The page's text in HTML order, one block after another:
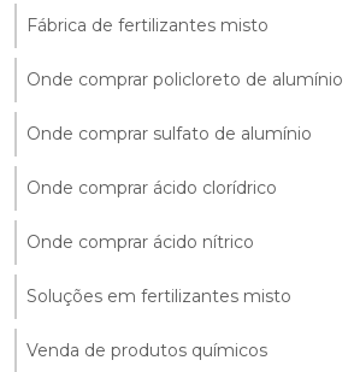
Fábrica de fertilizantes misto
Onde comprar policloreto de alumínio
Onde comprar sulfato de alumínio
Onde comprar ácido clorídrico
Onde comprar ácido nítrico
Soluções em fertilizantes misto
Venda de produtos químicos